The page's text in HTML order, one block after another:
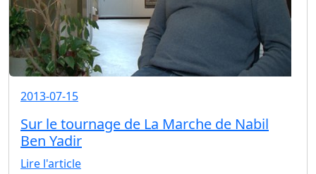
2013-07-15
Sur le tournage de La Marche de Nabil
Ben Yadir
Lire l'article